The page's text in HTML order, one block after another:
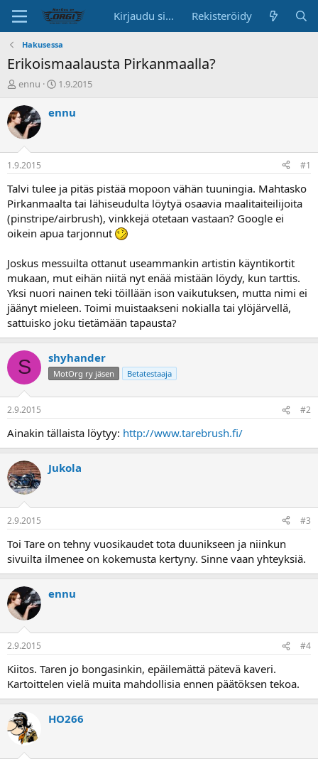
Kirjaudu sisään Rekisteröidy
Hakusessa
Erikoismaalausta Pirkanmaalla?
K
s
k
u
s
t
e
l
u
n
a
l
i
t
a
j
a
ennu
A
o
p
ä
i
v
ä
1.9.2015
ennu
1.9.2015 #1
Talvi tulee ja pitäs pistää mopoon vähän tuuningia. Mahtasko
Pirkanmaalta tai lähiseudulta löytyä osaavia maalitaiteilijoita
(pinstripe/airbrush), vinkkejä otetaan vastaan? Google ei
oikein apua tarjonnut
Joskus messuilta ottanut useammankin artistin käyntikortit
mukaan, mut eihän niitä nyt enää mistään löydy, kun tarttis.
Yksi nuori nainen teki töillään ison vaikutuksen, mutta nimi ei
jäänyt mieleen. Toimi muistaakseni nokialla tai ylöjärvellä,
sattuisko joku tietämään tapausta?
S shyhander
MotOrg ry jäsen Betatestaaja
2.9.2015 #2
Ainakin tällaista löytyy: http://www.tarebrush.fi/
Jukola
2.9.2015 #3
Toi Tare on tehny vuosikaudet tota duunikseen ja niinkun
sivuilta ilmenee on kokemusta kertyny. Sinne vaan yhteyksiä.
ennu
2.9.2015 #4
Kiitos. Taren jo bongasinkin, epäilemättä pätevä kaveri.
Kartoittelen vielä muita mahdollisia ennen päätöksen tekoa.
HO266